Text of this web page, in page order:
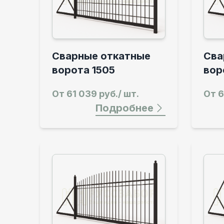
Сварные откатные
ворота 1505
От 61 039 руб./ шт.
Подробнее
От